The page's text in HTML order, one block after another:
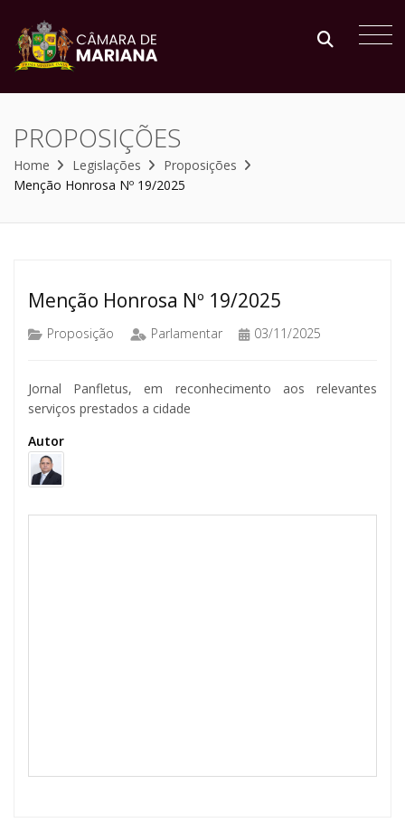
PROPOSIÇÕES
Home Legislações
Proposições
Menção Honrosa Nº 19/2025
Menção Honrosa Nº 19/2025
Proposição Parlamentar 03/11/2025
Jornal Panfletus, em reconhecimento aos relevantes
serviços prestados a cidade
Autor